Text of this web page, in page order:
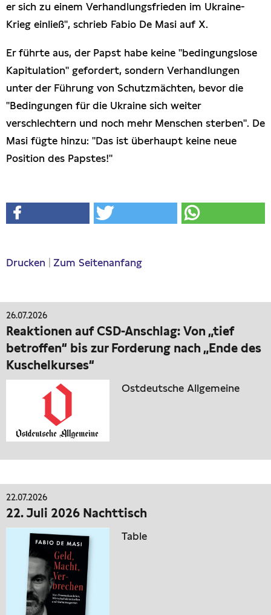
er sich zu einem Verhandlungsfrieden im Ukraine-
Krieg einließ", schrieb Fabio De Masi auf X.
Er führte aus, der Papst habe keine "bedingungslose
Kapitulation" gefordert, sondern Verhandlungen
unter der Führung von Schutzmächten, bevor die
"Bedingungen für die Ukraine sich weiter
verschlechtern und noch mehr Menschen sterben". De
Masi fügte hinzu: "Das ist überhaupt keine neue
Position des Papstes!"
Drucken Zum Seitenanfang
26.07.2026
Reaktionen auf CSD-Anschlag: Von „tief
betroffen“ bis zur Forderung nach „Ende des
Kuschelkurses“
Ostdeutsche Allgemeine
22.07.2026
22. Juli 2026 Nachttisch
Table